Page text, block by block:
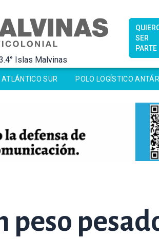
-33.8° Antártida
-0.5° Ushuaia
Islas Malvinas
-33.8° Antártida
-0.5° Ushuaia
SER
PARTE
ATLÁNTICO SUR POLO LOGÍSTICO